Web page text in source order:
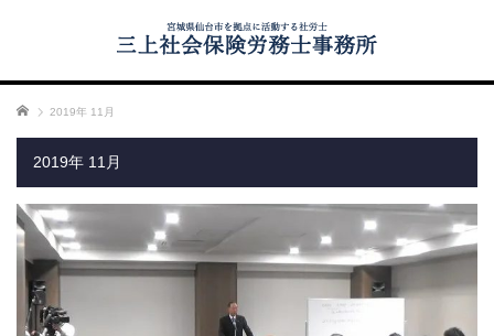
ホーム 2019年 11月
2019年 11月